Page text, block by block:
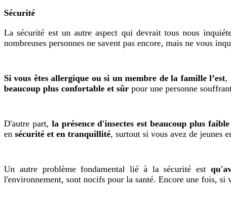
Sécurité
La sécurité est un autre aspect qui devrait tous nous
nombreuses personnes ne savent pas encore, mais ne vous
Si vous êtes allergique ou si un membre de la famille l’est,
beaucoup plus confortable et sûr pour une personne
D'autre part, la présence d'insectes est beaucoup plus
en sécurité et en tranquillité, surtout si vous avez de jeunes
Un autre problème fondamental lié à la sécurité est
l'environnement, sont nocifs pour la santé. Encore une fois, si